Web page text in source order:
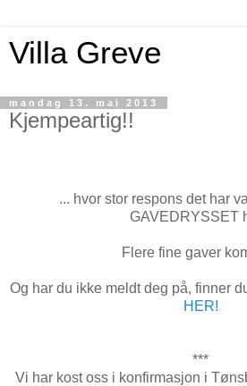
Villa Greve
mandag 13. mai 2013
Kjempeartig!!
... hvor stor respons det har
GAVEDRYSSET
Flere fine gaver
Og har du ikke meldt deg på, finner
HER!
***
Vi har kost oss i konfirmasjon i